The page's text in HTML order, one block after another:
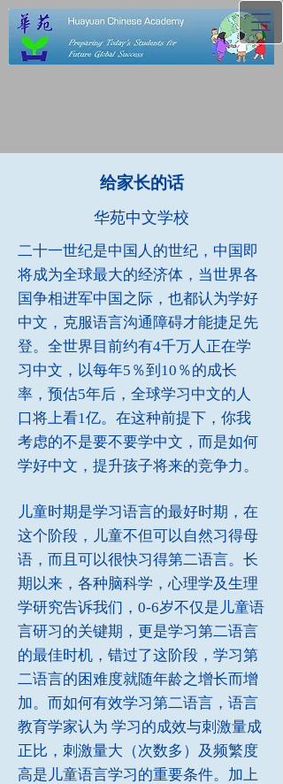
给家长的话
华苑中文学校
二十一世纪是中国人的世纪，中国即
将成为全球最大的经济体，当世界各
国争相进军中国之际，也都认为学好
中文，克服语言沟通障碍才能捷足先
登。全世界目前约有4千万人正在学
习中文，以每年5％到10％的成长
率，预估5年后，全球学习中文的人
口将上看1亿。在这种前提下，你我
考虑的不是要不要学中文，而是如何
学好中文，提升孩子将来的竞争力。
儿童时期是学习语言的最好时期，在
这个阶段，儿童不但可以自然习得母
语，而且可以很快习得第二语言。长
期以来，各种脑科学，心理学及生理
学研究告诉我们，0-6岁不仅是儿童语
言研习的关键期，更是学习第二语言
的最佳时机，错过了这阶段，学习第
二语言的困难度就随年龄之增长而增
加。而如何有效学习第二语言，语言
教育学家认为 学习的成效与刺激量成
正比，刺激量大（次数多）及频繁度
高是儿童语言学习的重要条件。加上